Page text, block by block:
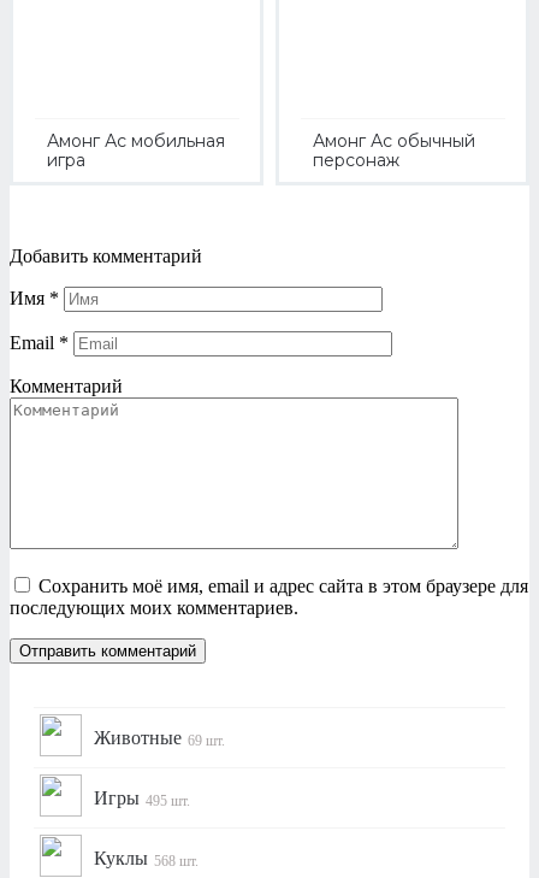
Амонг Ас мобильная
игра
Амонг Ас обычный
персонаж
Добавить комментарий
Имя *
Email *
Комментарий
Сохранить моё имя, email и адрес сайта в этом браузере для
последующих моих комментариев.
Животные 69 шт.
Игры 495 шт.
Куклы 568 шт.